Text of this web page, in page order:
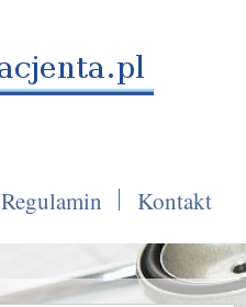
Regulamin Kontakt